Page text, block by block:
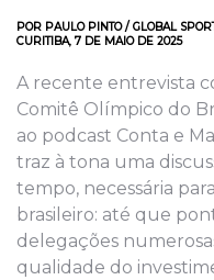
POR PAULO PINTO / GLOBAL
CURITIBA, 7 DE MAIO DE 2025
A recente entrevista
Comitê Olímpico do
ao podcast Conta e
traz à tona uma
tempo, necessária
brasileiro: até que
delegações
qualidade do